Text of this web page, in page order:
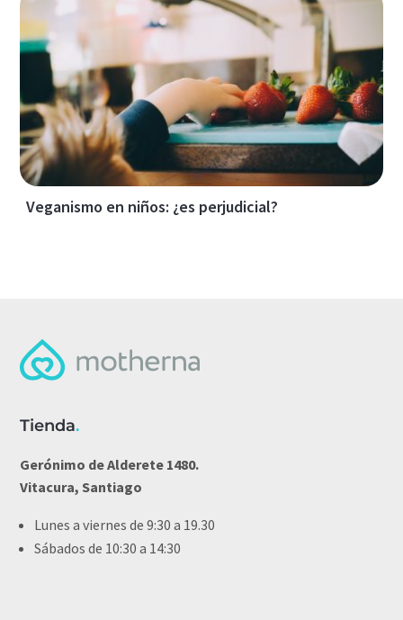
Veganismo en niños: ¿es perjudicial?
Tienda.
Gerónimo de Alderete 1480.
Vitacura, Santiago
Lunes a viernes de 9:30 a 19.30
Sábados de 10:30 a 14:30